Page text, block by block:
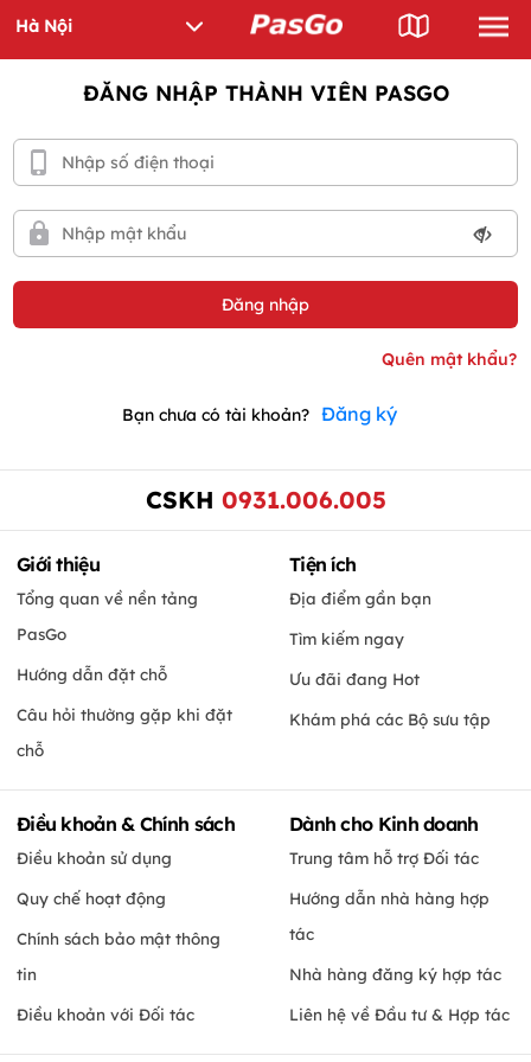
ĐĂNG NHẬP THÀNH VIÊN PASGO
Bạn chưa có tài khoản? Đăng ký
CSKH 0931.006.005
Giới thiệu
Tổng quan về nền tảng
PasGo
Hướng dẫn đặt chỗ
Câu hỏi thường gặp khi đặt
chỗ
Tiện ích
Địa điểm gần bạn
Tìm kiếm ngay
Ưu đãi đang Hot
Khám phá các Bộ sưu tập
Điều khoản & Chính sách
Điều khoản sử dụng
Quy chế hoạt động
Chính sách bảo mật thông
tin
Điều khoản với Đối tác
Dành cho Kinh doanh
Trung tâm hỗ trợ Đối tác
Hướng dẫn nhà hàng hợp
tác
Nhà hàng đăng ký hợp tác
Liên hệ về Đầu tư & Hợp tác